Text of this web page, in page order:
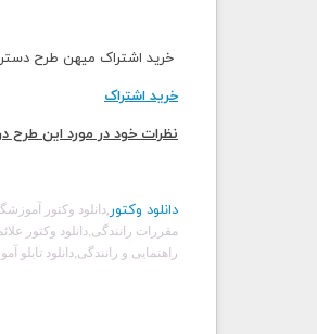
خرید اشتراک میهن طرح
خرید اشتراک
نظرات خود در مورد این طرح
دانلود وکتور,دانلود وکتور
مقررات رانندگی,دانلود وکتور
راهنمایی و رانندگی,دانلود تابلو